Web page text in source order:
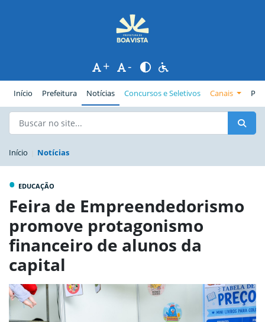
+ -
Início Prefeitura(página atual)
Notícias Concursos e Seletivos Canais
Início Notícias
• EDUCAÇÃO
Feira de Empreendedorismo
promove protagonismo
financeiro de alunos da
capital